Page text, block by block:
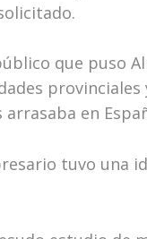
que puso
en
tuvo una